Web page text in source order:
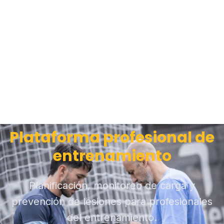
Plataforma profesional de
entrenamiento
Planificación, monitoreo de carga y
prevención de lesiones para profesionales
del entrenamiento.